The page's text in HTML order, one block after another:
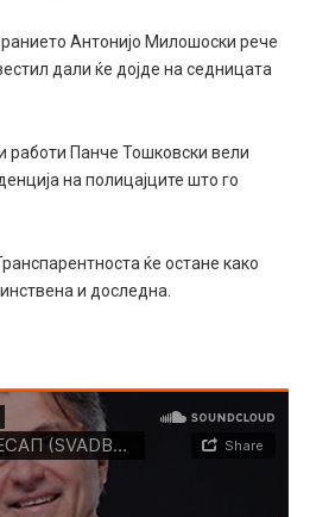
Антонијо Милошоски рече
дали ќе дојде на седницата
работи Панче Тошковски вели
на полицајците што гo
ќе остане како
и доследна.